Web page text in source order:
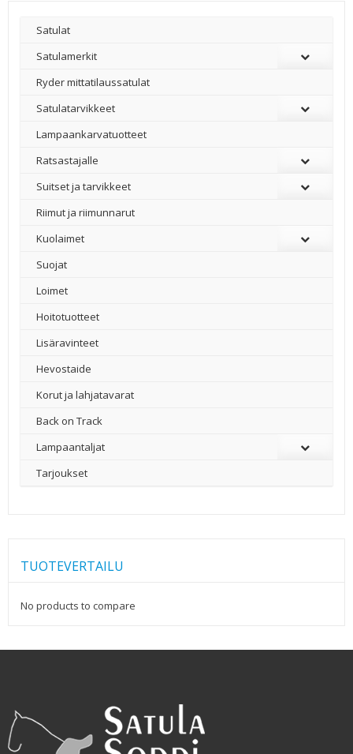
Satulat
Satulamerkit
Ryder mittatilaussatulat
Satulatarvikkeet
–
Lampaankarvatuotteet
Ratsastajalle
Suitset ja tarvikkeet
Riimut ja riimunnarut
Kuolaimet
Suojat
Loimet
Hoitotuotteet
Lisäravinteet
Hevostaide
Korut ja lahjatavarat
Back on Track
Lampaantaljat
Tarjoukset
TUOTEVERTAILU
No products to compare